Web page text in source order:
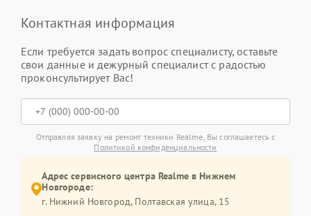
Контактная информация
Если требуется задать вопрос специалисту, оставьте
свои данные и дежурный специалист с радостью
проконсультирует Вас!
Отправляя заявку на ремонт техники Realme, Вы соглашаетесь с
Политикой конфиденциальности
Адрес сервисного центра Realme в Нижнем
Новгороде:
г. Нижний Новгород, Полтавская улица, 15